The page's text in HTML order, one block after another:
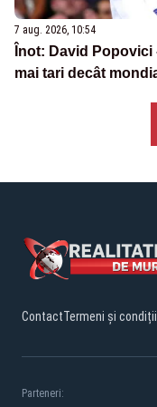
7 aug. 2026, 10:54
Înot: David
mai tari decât
ContactTermeni și condiții
Parteneri: